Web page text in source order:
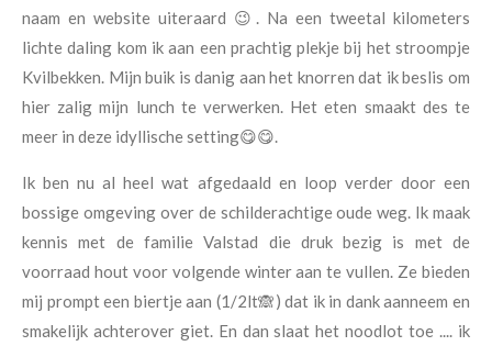
naam en website uiteraard 😉. Na een tweetal kilometers
lichte daling kom ik aan een prachtig plekje bij het stroompje
Kvilbekken. Mijn buik is danig aan het knorren dat ik beslis om
hier zalig mijn lunch te verwerken. Het eten smaakt des te
meer in deze idyllische setting😋😋.
Ik ben nu al heel wat afgedaald en loop verder door een
bossige omgeving over de schilderachtige oude weg. Ik maak
kennis met de familie Valstad die druk bezig is met de
voorraad hout voor volgende winter aan te vullen. Ze bieden
mij prompt een biertje aan (1/2lt🙈) dat ik in dank aanneem en
smakelijk achterover giet. En dan slaat het noodlot toe .... ik